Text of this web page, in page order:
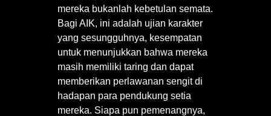
mereka bukanlah kebetulan semata.
Bagi AIK, ini adalah ujian karakter
yang sesungguhnya, kesempatan
untuk menunjukkan bahwa mereka
masih memiliki taring dan dapat
memberikan perlawanan sengit di
hadapan para pendukung setia
mereka. Siapa pun pemenangnya,